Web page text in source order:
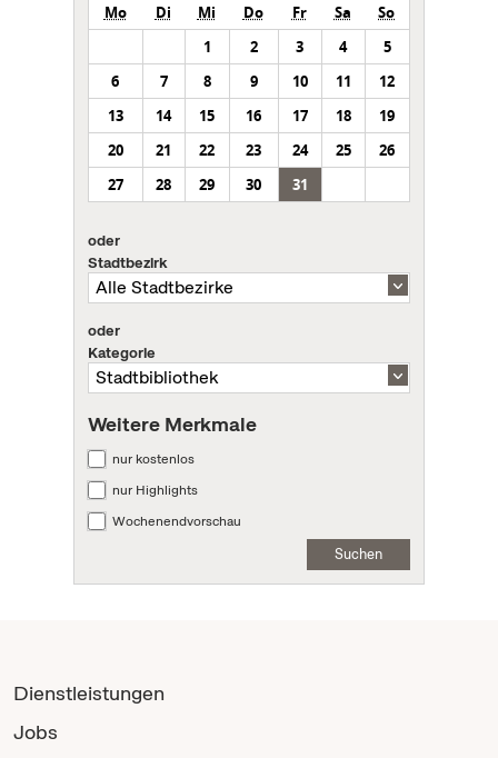
Mo Di Mi Do Fr Sa
So
1
2 3 4
5
6
7 8 9 10 11
12
13
14 15 16 17 18
19
20
21 22 23 24 25
26
27
28 29 30 31
oder
Stadtbezirk
oder
Kategorie
Weitere Merkmale
nur kostenlos
nur Highlights
Wochenendvorschau
Suchen
Dienstleistungen
Jobs